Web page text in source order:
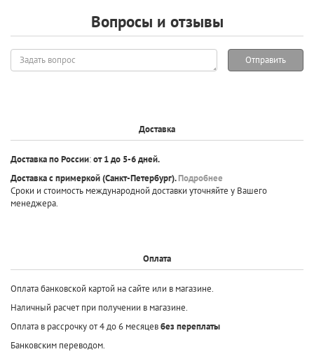
Вопросы и отзывы
Задать
вопрос
Отправить
Доставка
Доставка по России:от 1 до 5-6 дней.
Доставка с примеркой(Санкт-Петербург).Подробнее
Сроки и стоимость международной доставки уточняйте у Вашего
менеджера.
Оплата
Оплата банковской картой на сайте или в магазине.
Наличный расчет при получении в магазине.
Оплата в рассрочку от 4 до 6 месяцевбез переплаты
Банковским переводом.